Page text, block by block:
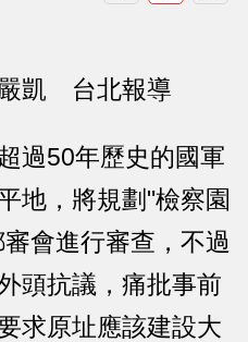
凱 台北報導
過50年歷史的國軍
地，將規劃"檢察園
會進行審查，不過
頭抗議，痛批事前
求原址應該建設大